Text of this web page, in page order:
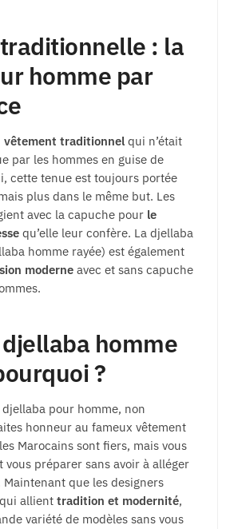
: la
homme par
vêtement traditionnel qui n’était
par les hommes en guise de
cette tenue est toujours portée
plus dans le même but. Les
avec la capuche pour le
qu’elle leur confère. La djellaba
homme rayée) est également
moderne avec et sans capuche
homme
?
pour homme, non
honneur au fameux vêtement
Marocains sont fiers, mais vous
vous préparer sans avoir à alléger
que les designers
allient tradition et modernité,
variété de modèles sans vous